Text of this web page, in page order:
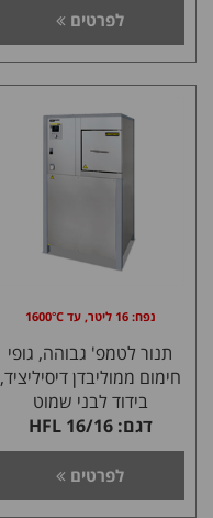
לפרטים
נפח: 16 ליטר, עד 1600°C
תנור לטמפ' גבוהה, גופי
חימום ממוליבדן דיסיליציד,
בידוד לבני שמוט
דגם: HFL 16/16
לפרטים